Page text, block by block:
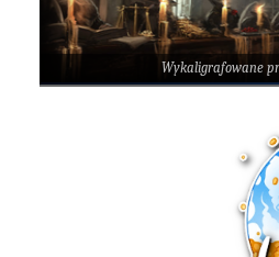
Wykaligrafowane